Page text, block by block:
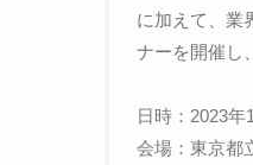
に加えて、業
ナーを開催し
日時：2023年
会場：東京都